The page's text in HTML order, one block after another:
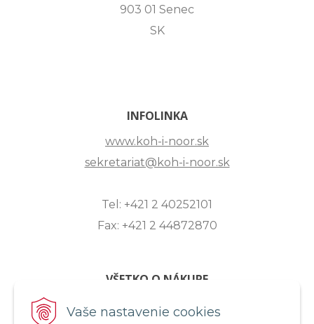
Vaše nastavenie cookies
903 01 Senec
SK
INFOLINKA
www.koh-i-noor.sk
sekretariat@koh-i-noor.sk
Tel: +421 2 40252101
Fax: +421 2 44872870
VŠETKO O NÁKUPE
ZASLANIE OTÁZKY